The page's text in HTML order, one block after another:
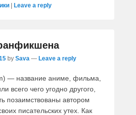
Leave a reply
by Sava — Leave a reply
— название аниме, фильма,
всего чего угодно другого,
позаимствованы автором
писательских утех. Как